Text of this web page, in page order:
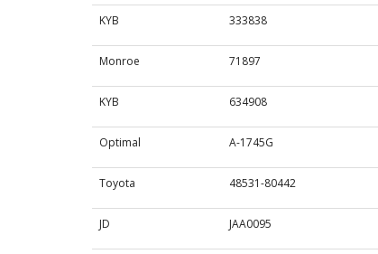
KYB 333838
Monroe 71897
KYB 634908
Optimal A-1745G
Toyota 48531-80442
JD JAA0095